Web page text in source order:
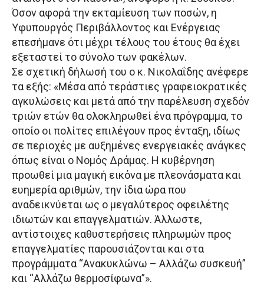
Όσον αφορά την εκταμίευση των ποσών, η
Υφυπουργός Περιβάλλοντος και Ενέργειας
επεσήμανε ότι μέχρι τέλους του έτους θα έχει
εξεταστεί το σύνολο των φακέλων.
Σε σχετική δήλωσή του ο κ. Νικολαΐδης ανέφερε
τα εξής: «Μέσα από τεράστιες γραφειοκρατικές
αγκυλώσεις και μετά από την παρέλευση σχεδόν
τριών ετών θα ολοκληρωθεί ένα πρόγραμμα, το
οποίο οι πολίτες επιλέγουν προς ένταξη, ιδίως
σε περιοχές με αυξημένες ενεργειακές ανάγκες
όπως είναι ο Νομός Δράμας. Η κυβέρνηση
προωθεί μια μαγική εικόνα με πλεονάσματα και
ευημερία αριθμών, την ίδια ώρα που
αναδεικνύεται ως ο μεγαλύτερος οφειλέτης
ιδιωτών και επαγγελματιών. Άλλωστε,
αντίστοιχες καθυστερήσεις πληρωμών προς
επαγγελματίες παρουσιάζονται και στα
προγράμματα “Ανακυκλώνω – Αλλάζω συσκευή”
και “Αλλάζω θερμοσίφωνα”».